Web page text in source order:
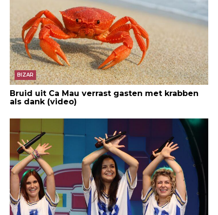
BIZAR
Bruid uit Ca Mau verrast gasten met krabben
als dank (video)